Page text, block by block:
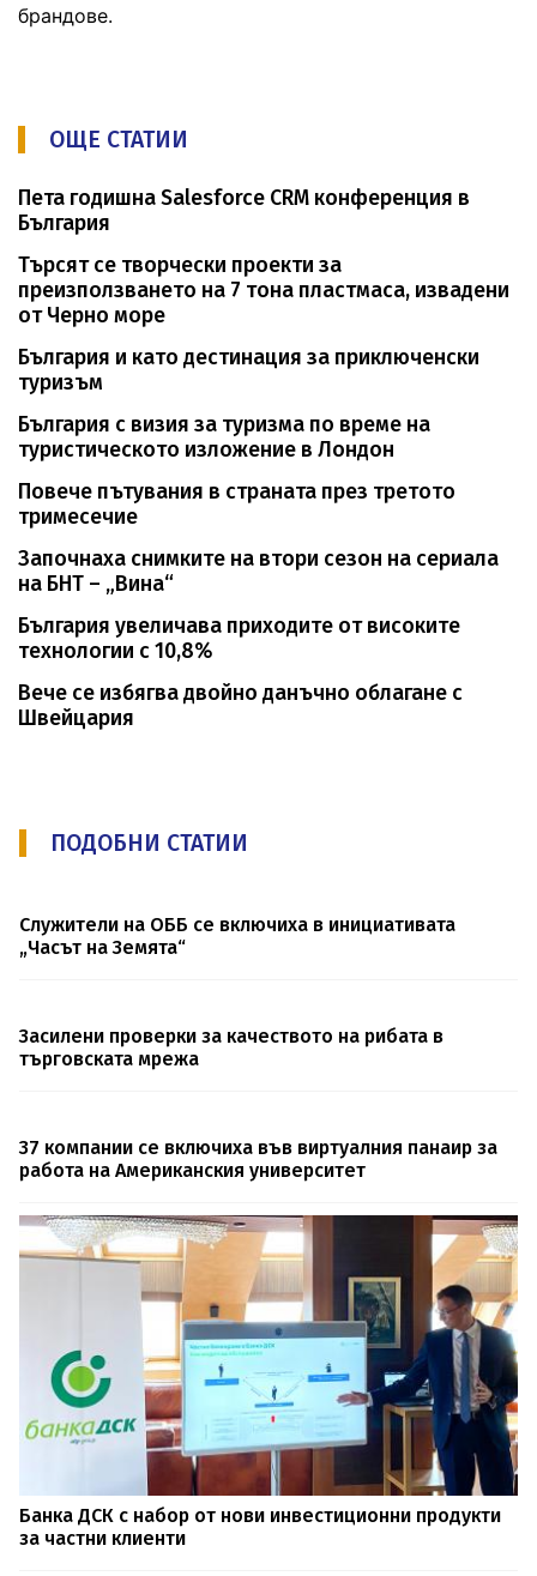
брандове.
ОЩЕ СТАТИИ
Пета годишна Salesforce CRM конференция в
България
Търсят се творчески проекти за
преизползването на 7 тона пластмаса, извадени
от Черно море
България и като дестинация за приключенски
туризъм
България с визия за туризма по време на
туристическото изложение в Лондон
Повече пътувания в страната през третото
тримесечие
Започнаха снимките на втори сезон на сериала
на БНТ – „Вина“
България увеличава приходите от високите
технологии с 10,8%
Вече се избягва двойно данъчно облагане с
Швейцария
ПОДОБНИ СТАТИИ
Служители на ОББ се включиха в инициативата
„Часът на Земята“
Засилени проверки за качеството на рибата в
търговската мрежа
37 компании се включиха във виртуалния панаир за
работа на Американския университет
Банка ДСК с набор от нови инвестиционни продукти
за частни клиенти